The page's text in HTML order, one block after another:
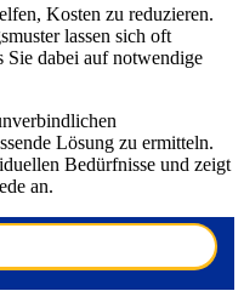
Kosten zu reduzieren.
lassen sich oft
Sie dabei auf notwendige
Lösung zu ermitteln.
Bedürfnisse und zeigt
an.